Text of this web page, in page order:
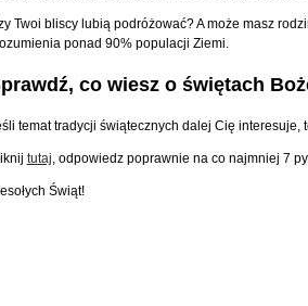
Twoi bliscy lubią podróżować? A może masz
ponad 90% populacji Ziemi.
co wiesz o świętach
temat tradycji świątecznych dalej Cię interesuje,
tutaj , odpowiedz poprawnie na co najmniej 7
Świąt!